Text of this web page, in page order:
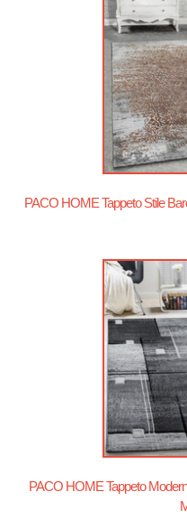
PACO HOME Tappeto Stile
PACO HOME Tappeto